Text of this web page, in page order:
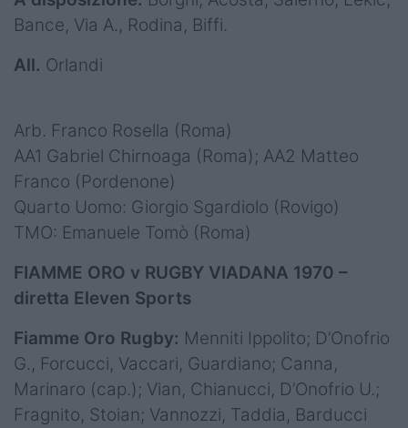
Bance, Via A., Rodina, Biffi.
All. Orlandi
Arb. Franco Rosella (Roma)
AA1 Gabriel Chirnoaga (Roma); AA2 Matteo
Franco (Pordenone)
Quarto Uomo: Giorgio Sgardiolo (Rovigo)
TMO: Emanuele Tomò (Roma)
FIAMME ORO v RUGBY VIADANA 1970 –
diretta Eleven Sports
Fiamme Oro Rugby: Menniti Ippolito; D’Onofrio
G., Forcucci, Vaccari, Guardiano; Canna,
Marinaro (cap.); Vian, Chianucci, D’Onofrio U.;
Fragnito, Stoian; Vannozzi, Taddia, Barducci